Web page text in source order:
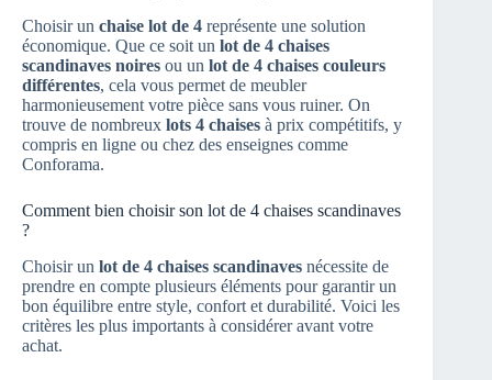
Choisir un chaise lot de 4 représente une solution
économique. Que ce soit un lot de 4 chaises
scandinaves noires ou un lot de 4 chaises couleurs
différentes, cela vous permet de meubler
harmonieusement votre pièce sans vous ruiner. On
trouve de nombreux lots 4 chaises à prix compétitifs, y
compris en ligne ou chez des enseignes comme
Conforama.
Comment bien choisir son lot de 4 chaises scandinaves
?
Choisir un lot de 4 chaises scandinaves nécessite de
prendre en compte plusieurs éléments pour garantir un
bon équilibre entre style, confort et durabilité. Voici les
critères les plus importants à considérer avant votre
achat.